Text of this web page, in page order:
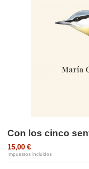
Con los cinco
15,00 €
Impuestos incluidos